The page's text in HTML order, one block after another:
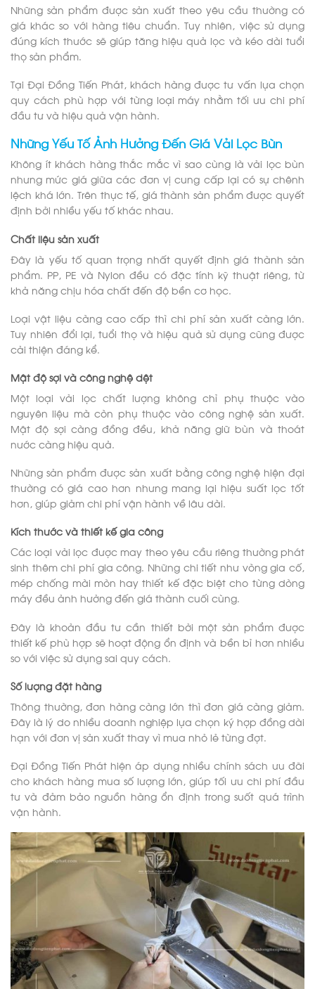
Những sản phẩm được sản xuất theo yêu cầu thường có
giá khác so với hàng tiêu chuẩn. Tuy nhiên, việc sử dụng
đúng kích thước sẽ giúp tăng hiệu quả lọc và kéo dài tuổi
thọ sản phẩm.
Tại Đại Đồng Tiến Phát, khách hàng được tư vấn lựa chọn
quy cách phù hợp với từng loại máy nhằm tối ưu chi phí
đầu tư và hiệu quả vận hành.
Những Yếu Tố Ảnh Hưởng Đến Giá Vải Lọc Bùn
Không ít khách hàng thắc mắc vì sao cùng là vải lọc bùn
nhưng mức giá giữa các đơn vị cung cấp lại có sự chênh
lệch khá lớn. Trên thực tế, giá thành sản phẩm được quyết
định bởi nhiều yếu tố khác nhau.
Chất liệu sản xuất
Đây là yếu tố quan trọng nhất quyết định giá thành sản
phẩm. PP, PE và Nylon đều có đặc tính kỹ thuật riêng, từ
khả năng chịu hóa chất đến độ bền cơ học.
Loại vật liệu càng cao cấp thì chi phí sản xuất càng lớn.
Tuy nhiên đổi lại, tuổi thọ và hiệu quả sử dụng cũng được
cải thiện đáng kể.
Mật độ sợi và công nghệ dệt
Một loại vải lọc chất lượng không chỉ phụ thuộc vào
nguyên liệu mà còn phụ thuộc vào công nghệ sản xuất.
Mật độ sợi càng đồng đều, khả năng giữ bùn và thoát
nước càng hiệu quả.
Những sản phẩm được sản xuất bằng công nghệ hiện đại
thường có giá cao hơn nhưng mang lại hiệu suất lọc tốt
hơn, giúp giảm chi phí vận hành về lâu dài.
Kích thước và thiết kế gia công
Các loại vải lọc được may theo yêu cầu riêng thường phát
sinh thêm chi phí gia công. Những chi tiết như vòng gia cố,
mép chống mài mòn hay thiết kế đặc biệt cho từng dòng
máy đều ảnh hưởng đến giá thành cuối cùng.
Đây là khoản đầu tư cần thiết bởi một sản phẩm được
thiết kế phù hợp sẽ hoạt động ổn định và bền bỉ hơn nhiều
so với việc sử dụng sai quy cách.
Số lượng đặt hàng
Thông thường, đơn hàng càng lớn thì đơn giá càng giảm.
Đây là lý do nhiều doanh nghiệp lựa chọn ký hợp đồng dài
hạn với đơn vị sản xuất thay vì mua nhỏ lẻ từng đợt.
Đại Đồng Tiến Phát hiện áp dụng nhiều chính sách ưu đãi
cho khách hàng mua số lượng lớn, giúp tối ưu chi phí đầu
tư và đảm bảo nguồn hàng ổn định trong suốt quá trình
vận hành.